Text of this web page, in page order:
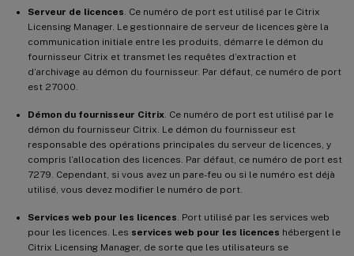
Serveur de licences. Ce numéro de port est utilisé par le Citrix
Licensing Manager. Le gestionnaire de serveur de licences gère la
communication initiale entre les produits, démarre le démon du
fournisseur Citrix et transmet les requêtes d’extraction et
d’archivage au démon du fournisseur. Par défaut, ce numéro de port
est 27000.
Démon du fournisseur Citrix. Ce numéro de port est utilisé par le
démon du fournisseur Citrix. Le démon du fournisseur est
responsable des opérations principales du serveur de licences, y
compris l’allocation des licences. Par défaut, ce numéro de port est
7279. Cependant, si vous avez un pare-feu ou si le numéro est déjà
utilisé, vous devez modifier le numéro de port.
Services web pour les licences. Port utilisé par les services web
pour les licences. Les services web pour les licences hébergent le
Citrix Licensing Manager, de sorte que les utilisateurs se